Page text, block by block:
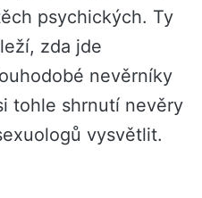
psychických. Ty
zda jde
nevěrníky
tohle shrnutí nevěry
vysvětlit.